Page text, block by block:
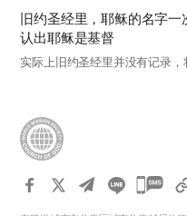
旧约圣经里，耶稣的名字
认出耶稣是基督
实际上旧约圣经里并没有记录，